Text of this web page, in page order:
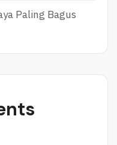
Paling Bagus